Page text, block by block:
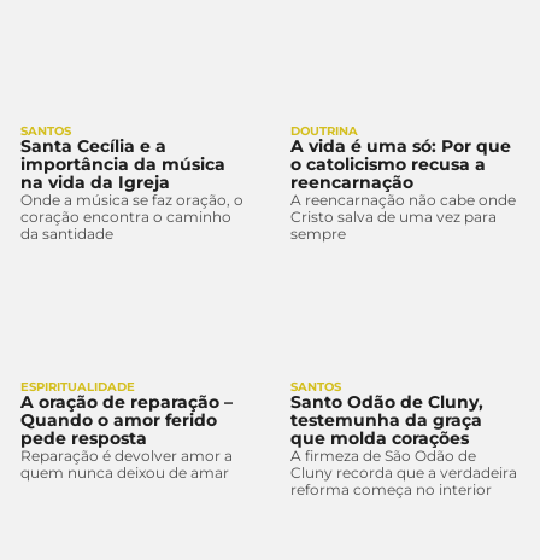
SANTOS
Santa Cecília e a
importância da música
na vida da Igreja
Onde a música se faz oração, o
coração encontra o caminho
da santidade
DOUTRINA
A vida é uma só: Por que
o catolicismo recusa a
reencarnação
A reencarnação não cabe onde
Cristo salva de uma vez para
sempre
ESPIRITUALIDADE
A oração de reparação –
Quando o amor ferido
pede resposta
Reparação é devolver amor a
quem nunca deixou de amar
SANTOS
Santo Odão de Cluny,
testemunha da graça
que molda corações
A firmeza de São Odão de
Cluny recorda que a verdadeira
reforma começa no interior